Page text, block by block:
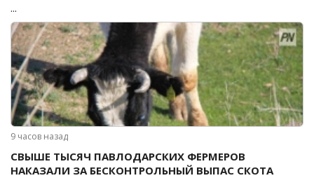
...
9 часов назад
СВЫШЕ ТЫСЯЧ ПАВЛОДАРСКИХ ФЕРМЕРОВ
НАКАЗАЛИ ЗА БЕСКОНТРОЛЬНЫЙ ВЫПАС СКОТА